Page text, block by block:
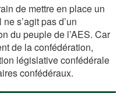
de mettre en place un
s’agit pas d’un
du peuple de l’AES. Car
de la confédération,
législative confédérale
confédéraux.